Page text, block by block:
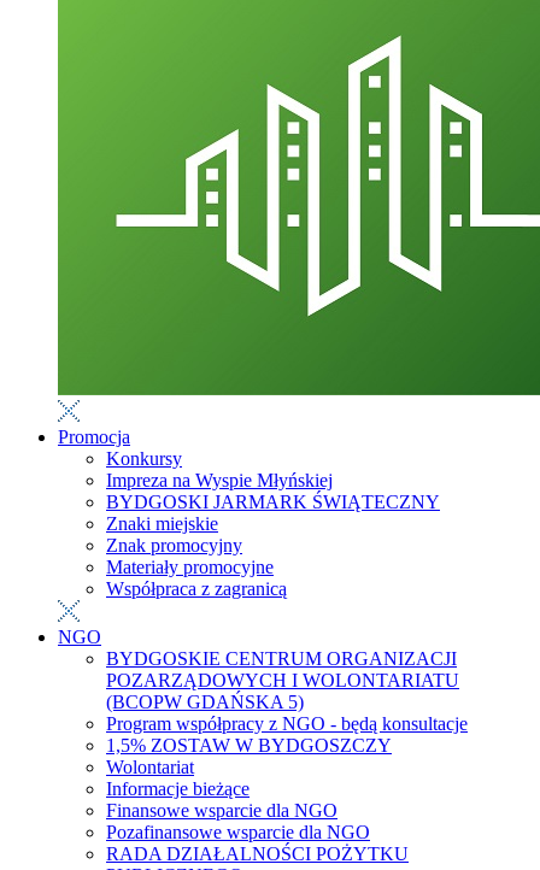
Promocja
Konkursy
Impreza na Wyspie Młyńskiej
BYDGOSKI JARMARK ŚWIĄTECZNY
Znaki miejskie
Znak promocyjny
Materiały promocyjne
Współpraca z zagranicą
NGO
BYDGOSKIE CENTRUM ORGANIZACJI
POZARZĄDOWYCH I WOLONTARIATU
(BCOPW GDAŃSKA 5)
Program współpracy z NGO - będą konsultacje
1,5% ZOSTAW W BYDGOSZCZY
Wolontariat
Informacje bieżące
Finansowe wsparcie dla NGO
Pozafinansowe wsparcie dla NGO
RADA DZIAŁALNOŚCI POŻYTKU